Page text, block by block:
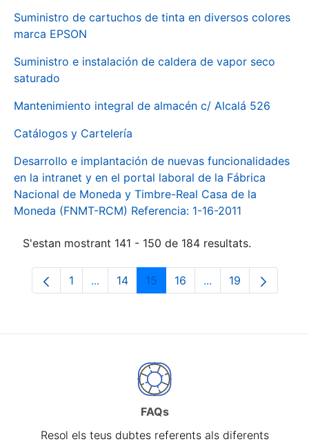
Suministro de cartuchos de tinta en diversos colores
marca EPSON
Suministro e instalación de caldera de vapor seco
saturado
Mantenimiento integral de almacén c/ Alcalá 526
Catálogos y Cartelería
Desarrollo e implantación de nuevas funcionalidades
en la intranet y en el portal laboral de la Fábrica
Nacional de Moneda y Timbre-Real Casa de la
Moneda (FNMT-RCM) Referencia: 1-16-2011
S'estan mostrant 141 - 150 de 184 resultats.
Pàgina
1 ...Pàgines intermèdies Utilitzeu TAB per
Pàgina
14 Pàgina
15 Pàgina
16 ...PàginesPàgina
19
FAQs
Resol els teus dubtes referents als diferents